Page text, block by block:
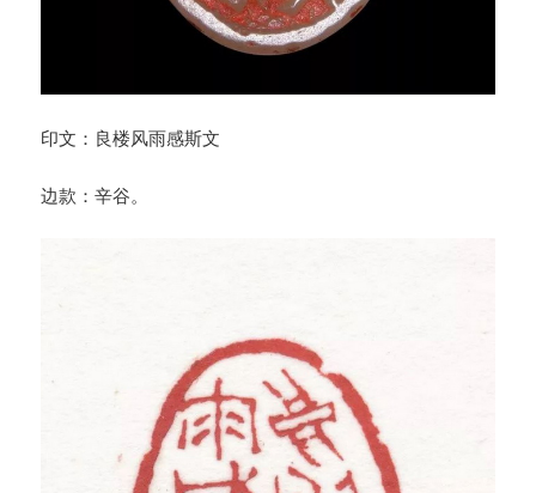
印文：良楼风雨感斯文
边款：辛谷。